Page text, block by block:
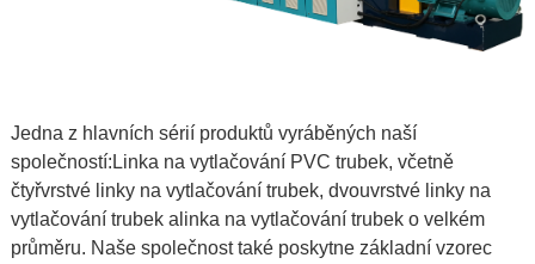
Jedna z hlavních sérií produktů vyráběných naší
společností: Linka na vytlačování PVC trubek, včetně
čtyřvrstvé linky na vytlačování trubek, dvouvrstvé linky na
vytlačování trubek a linka na vytlačování trubek o velkém
průměru. Naše společnost také poskytne základní vzorec